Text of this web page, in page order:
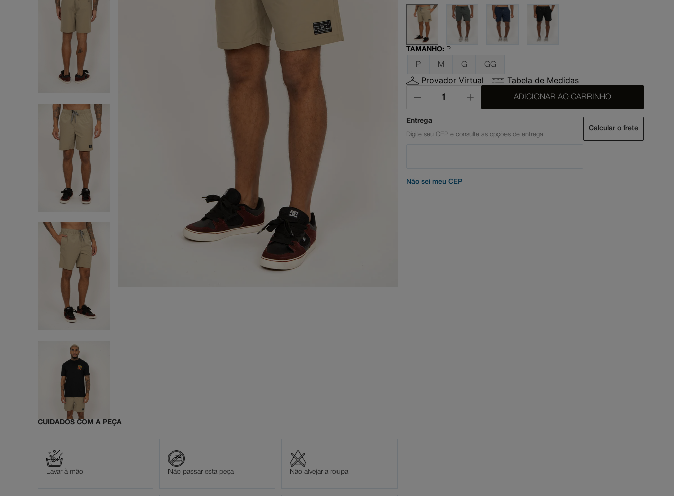
CUIDADOS COM A PEÇA
Lavar à mão Não passar esta peça Não alvejar a roupa
TAMANHO: P
P M G GG
Provador Virtual Tabela de Medidas
ADICIONAR AO CARRINHO
Não sei meu CEP
Calcular o frete
court graffik